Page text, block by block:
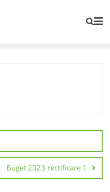
Buget 2023 rectificare 1